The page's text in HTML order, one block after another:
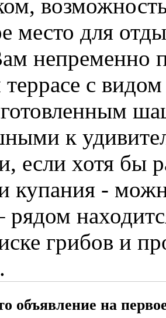
место для
непременно
с
к
если хотя бы
купания -
рядом
грибов и
объявление на